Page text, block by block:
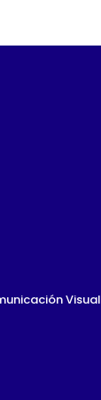
Visual